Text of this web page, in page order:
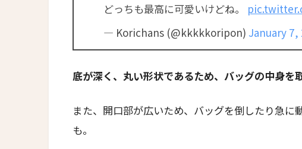
どっちも最高に可愛いけどね。
— Korichans (@kkkkkoripon) January 7,
底が深く、丸い形状であるため、バッグの中身を
また、開口部が広いため、バッグを倒したり急に
も。